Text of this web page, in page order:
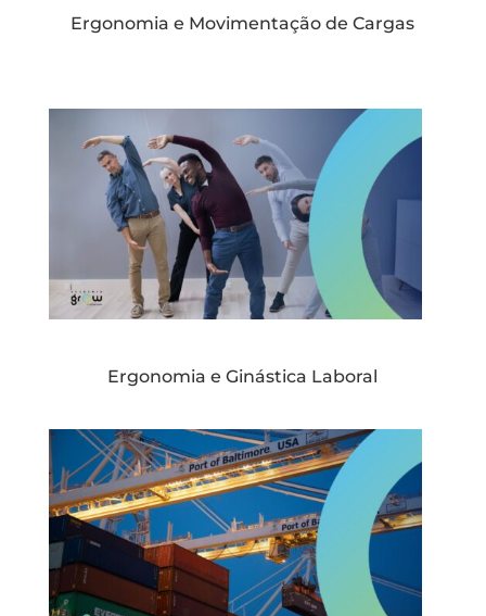
Ergonomia e Movimentação de Cargas
Ergonomia e Ginástica Laboral